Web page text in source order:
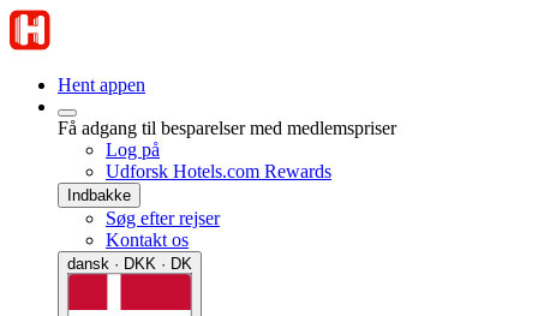
Hent appen
Få adgang til besparelser med medlemspriser
Log på
Udforsk Hotels.com Rewards
Indbakke
Søg efter rejser
Kontakt os
dansk · DKK · DK